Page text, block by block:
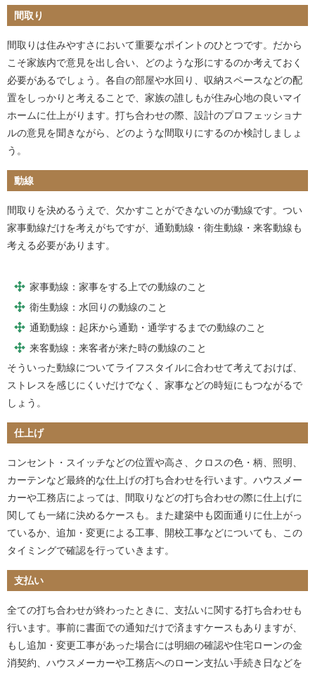
間取り
間取りは住みやすさにおいて重要なポイントのひとつです。だから
こそ家族内で意見を出し合い、どのような形にするのか考えておく
必要があるでしょう。各自の部屋や水回り、収納スペースなどの配
置をしっかりと考えることで、家族の誰しもが住み心地の良いマイ
ホームに仕上がります。打ち合わせの際、設計のプロフェッショナ
ルの意見を聞きながら、どのような間取りにするのか検討しましょ
う。
動線
間取りを決めるうえで、欠かすことができないのが動線です。つい
家事動線だけを考えがちですが、通勤動線・衛生動線・来客動線も
考える必要があります。
家事動線：家事をする上での動線のこと
衛生動線：水回りの動線のこと
通勤動線：起床から通勤・通学するまでの動線のこと
来客動線：来客者が来た時の動線のこと
そういった動線についてライフスタイルに合わせて考えておけば、
ストレスを感じにくいだけでなく、家事などの時短にもつながるで
しょう。
仕上げ
コンセント・スイッチなどの位置や高さ、クロスの色・柄、照明、
カーテンなど最終的な仕上げの打ち合わせを行います。ハウスメー
カーや工務店によっては、間取りなどの打ち合わせの際に仕上げに
関しても一緒に決めるケースも。また建築中も図面通りに仕上がっ
ているか、追加・変更による工事、開校工事などについても、この
タイミングで確認を行っていきます。
支払い
全ての打ち合わせが終わったときに、支払いに関する打ち合わせも
行います。事前に書面での通知だけで済ますケースもありますが、
もし追加・変更工事があった場合には明細の確認や住宅ローンの金
消契約、ハウスメーカーや工務店へのローン支払い手続き日などを